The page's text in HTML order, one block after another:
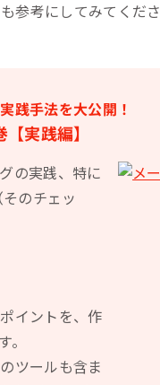
参考にしてみてくださ
践手法を大公開！
実践編】
の実践、特に
のチェッ
イントを、作
。
ツールも含ま